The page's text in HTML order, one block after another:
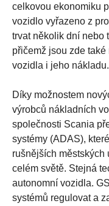
celkovou ekonomiku
vozidlo vyřazeno z
trvat několik dní nebo
přičemž jsou zde
vozidla i jeho nákladu.
Díky možnostem
výrobců nákladních
společnosti Scania
systémy (ADAS),
rušnějších
celém světě. Stejná
autonomní vozidla.
systémů regulovat a